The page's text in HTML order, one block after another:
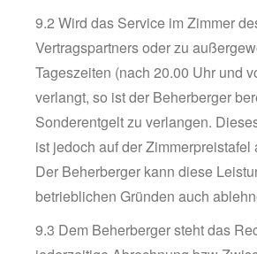
9.2 Wird das Service im Zimmer
Vertragspartners oder zu
Tageszeiten (nach 20.00 Uhr und
verlangt, so ist der Beherberger
Sonderentgelt zu verlangen.
ist jedoch auf der Zimmerpreistafel
Der Beherberger kann diese
betrieblichen Gründen auch
9.3 Dem Beherberger steht das